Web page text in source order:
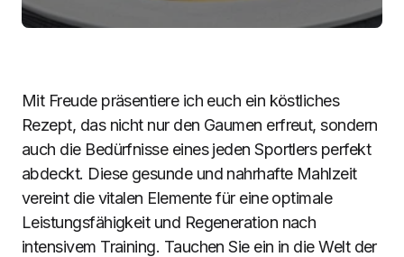
Mit Freude präsentiere ich euch ein köstliches
Rezept, das nicht nur den Gaumen erfreut, sondern
auch die Bedürfnisse eines jeden Sportlers perfekt
abdeckt. Diese gesunde und nahrhafte Mahlzeit
vereint die vitalen Elemente für eine optimale
Leistungsfähigkeit und Regeneration nach
intensivem Training. Tauchen Sie ein in die Welt der